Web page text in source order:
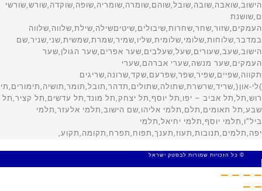
© כל הזכויות שמורות לבסטק ישראל